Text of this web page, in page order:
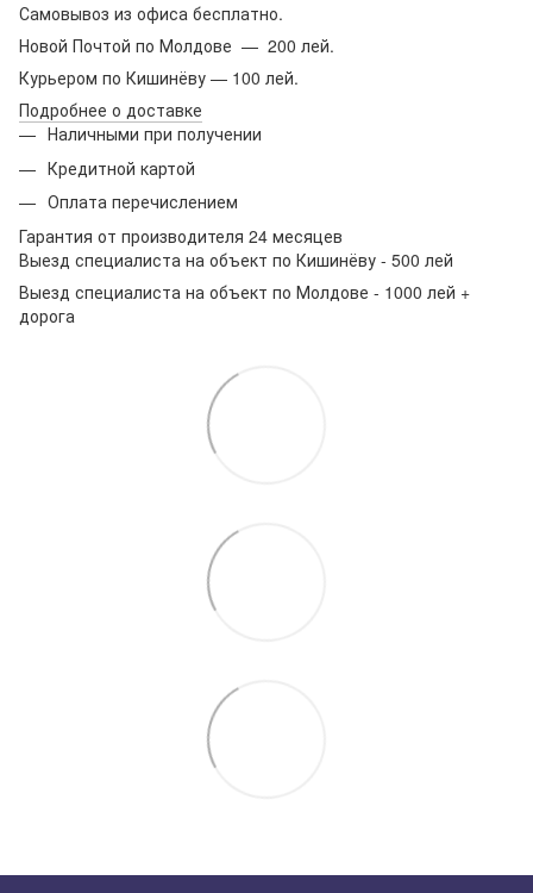
Самовывоз из офиса бесплатно.
Новой Почтой по Молдове — 200 лей.
Курьером по Кишинёву — 100 лей.
Подробнее о доставке
Наличными при получении
Кредитной картой
Оплата перечислением
Гарантия от производителя 24 месяцев
Выезд специалиста на объект по Кишинёву - 500 лей
Выезд специалиста на объект по Молдове - 1000 лей +
дорога